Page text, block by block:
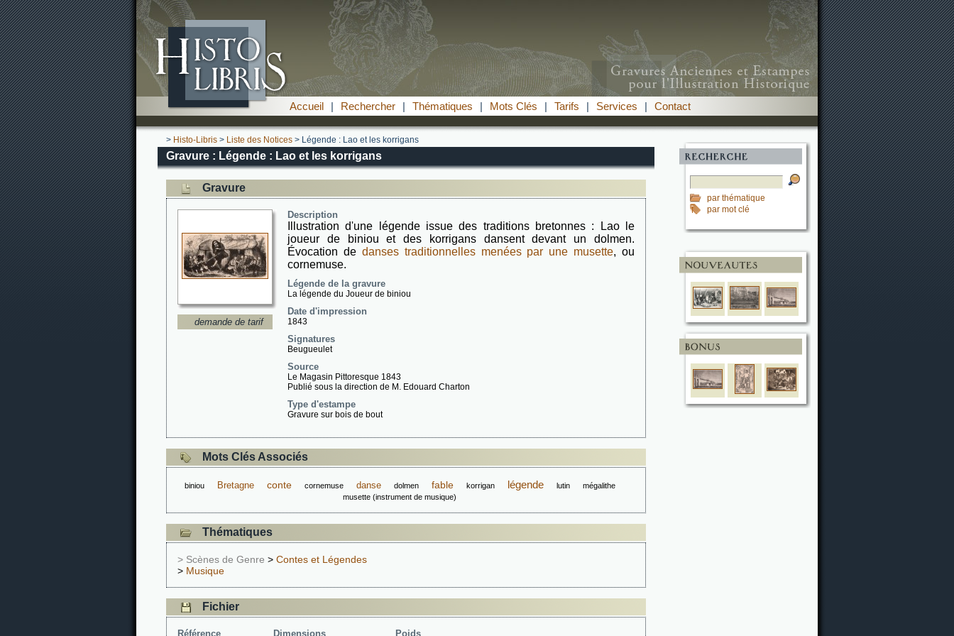
Accueil | Rechercher | Thématiques | Mots Clés | Tarifs | Services | Contact
par thématique
par mot clé
> Histo-Libris > Liste des Notices > Légende : Lao et les korrigans
Gravure : Légende : Lao et les korrigans
Gravure
demande de tarif
Description
Illustration d'une légende issue des traditions bretonnes : Lao le
joueur de biniou et des korrigans dansent devant un dolmen.
Évocation de danses traditionnelles menées par une musette, ou
cornemuse.
Légende de la gravure
La légende du Joueur de biniou
Date d'impression
1843
Signatures
Beugueulet
Source
Le Magasin Pittoresque 1843
Publié sous la direction de M. Edouard Charton
Type d'estampe
Gravure sur bois de bout
Mots Clés Associés
biniou Bretagne conte cornemuse danse dolmen fable korrigan légende lutin
mégalithe
musette (instrument de musique)
Thématiques
> Scènes de Genre > Contes et Légendes
> Musique
Fichier
Référence Dimensions Poids